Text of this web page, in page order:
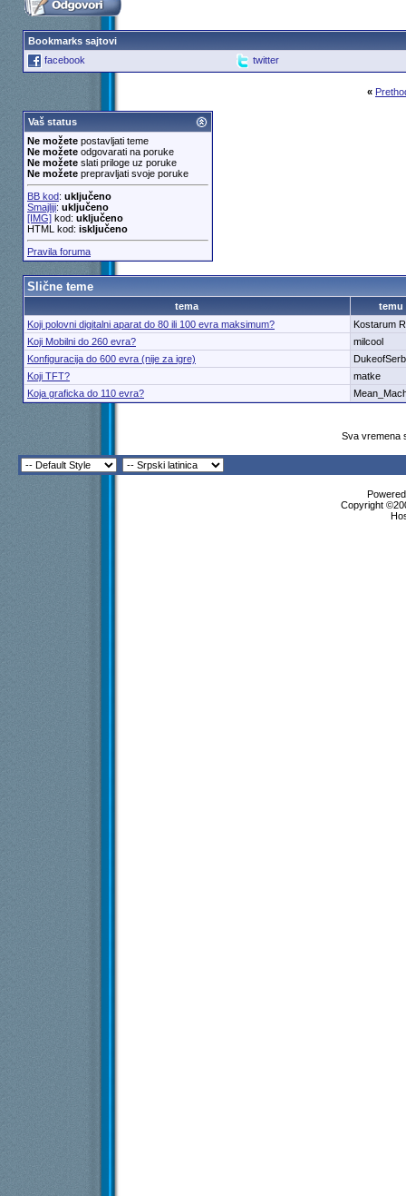
Bookmarks sajtovi
facebook
twitter
«
Vaš status
Ne možetepostavljati teme
Ne možeteodgovarati na poruke
Ne možeteslati priloge uz poruke
Ne možeteprepravljati svoje poruke
BB kod: uključeno
Smajliji: uključeno
[IMG]kod: uključeno
HTML kod: isključeno
Pravila foruma
Slične teme
tema
temu
Koji polovni digitalni aparat do 80 ili 100 evra maksimum?
Kostarum
Koji Mobilni do 260 evra?
milcool
Konfiguracija do 600 evra (nije za igre)
Koji TFT?
matke
Koja graficka do 110 evra?
Sva vremena
Copyright